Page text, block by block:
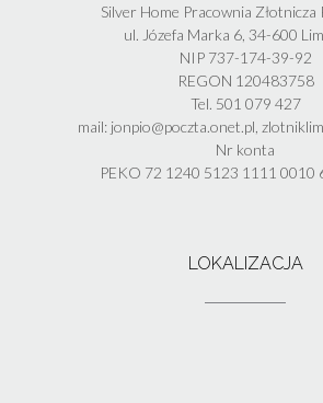
Silver Home Pracownia Złotnicza
ul. Józefa Marka 6, 34-600
NIP 737-174-39-92
REGON 120483758
Tel. 501 079 427
mail: jonpio@poczta.onet.pl,
Nr konta
PEKO 72 1240 5123 1111 0010
LOKALIZACJA